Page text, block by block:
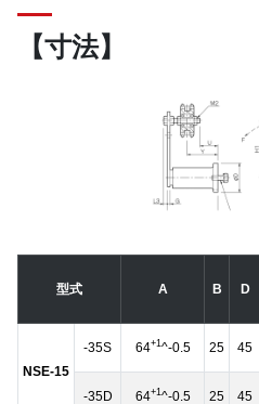
【寸法】
型式 A B D
NSE-15
-35S 64+1^-0.5 25 45
-35D 64+1^-0.5 25 45